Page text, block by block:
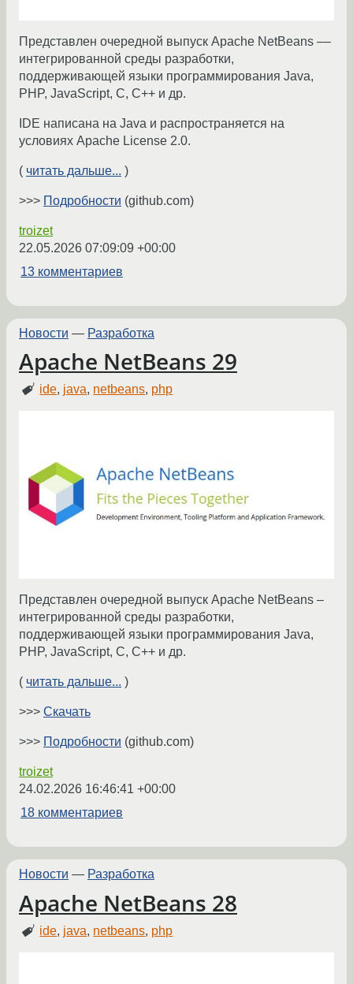
Представлен очередной выпуск Apache NetBeans ––
интегрированной среды разработки,
поддерживающей языки программирования Java,
PHP, JavaScript, C, C++ и др.
IDE написана на Java и распространяется на
условиях Apache License 2.0.
( читать дальше... )
>>> Подробности (github.com)
troizet
22.05.2026 07:09:09 +00:00
13 комментариев
Новости — Разработка
Apache NetBeans 29
ide, java, netbeans, php
Представлен очередной выпуск Apache NetBeans –
интегрированной среды разработки,
поддерживающей языки программирования Java,
PHP, JavaScript, C, C++ и др.
( читать дальше... )
>>> Скачать
>>> Подробности (github.com)
troizet
24.02.2026 16:46:41 +00:00
18 комментариев
Новости — Разработка
Apache NetBeans 28
ide, java, netbeans, php